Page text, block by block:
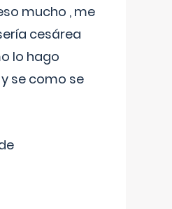
mucho , me
cesárea
lo hago
se como se